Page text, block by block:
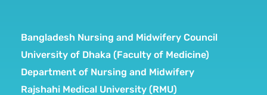
Bangladesh Nursing and Midwifery Council
University of Dhaka (Faculty of Medicine)
Department of Nursing and Midwifery
Rajshahi Medical University (RMU)